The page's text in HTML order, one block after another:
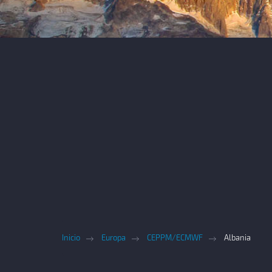
Inicio Europa CEPPM/ECMWF Albania